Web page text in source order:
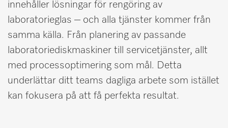
innehåller lösningar för rengöring av
laboratorieglas – och alla tjänster kommer från
samma källa. Från planering av passande
laboratoriediskmaskiner till servicetjänster, allt
med processoptimering som mål. Detta
underlättar ditt teams dagliga arbete som istället
kan fokusera på att få perfekta resultat.